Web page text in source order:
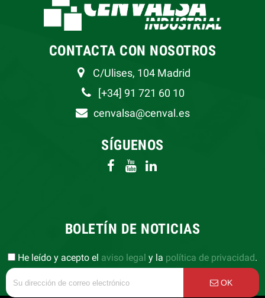
CONTACTA CON NOSOTROS
C/Ulises, 104 Madrid
[+34] 91 721 60 10
cenvalsa@cenval.es
SÍGUENOS
BOLETÍN DE NOTICIAS
He leído y acepto el aviso legal y la política de privacidad.
OK